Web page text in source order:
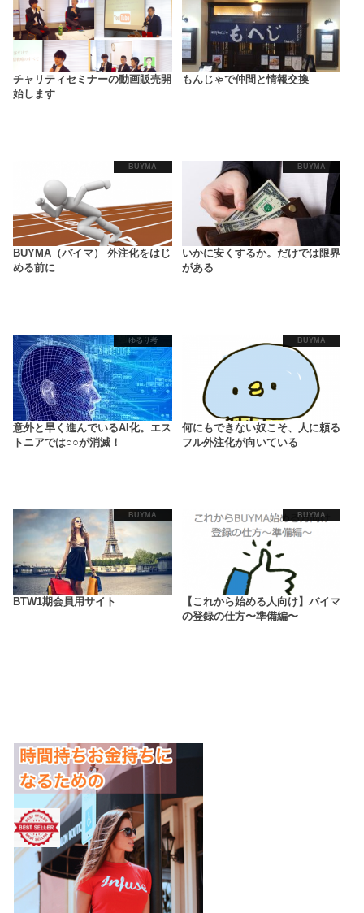
チャリティセミナーの動画販売開
始します
もんじゃで仲間と情報交換
BUYMA
BUYMA（バイマ） 外注化をはじ
める前に
BUYMA
いかに安くするか。だけでは限界
がある
ゆるり考
意外と早く進んでいるAI化。エス
トニアでは○○が消滅！
BUYMA
何にもできない奴こそ、人に頼る
フル外注化が向いている
BUYMA
BTW1期会員用サイト
BUYMA
【これから始める人向け】バイマ
の登録の仕方〜準備編〜